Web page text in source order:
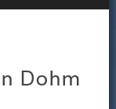
Dohm